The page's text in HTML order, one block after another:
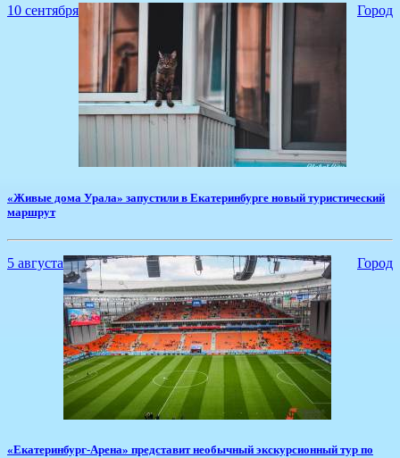
10 сентября Город
«Живые дома Урала» запустили в Екатеринбурге новый туристический
маршрут
5 августа Город
«Екатеринбург-Арена» представит необычный экскурсионный тур по